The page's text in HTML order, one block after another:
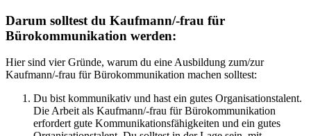
Darum solltest du Kaufmann/-frau für
Bürokommunikation werden:
Hier sind vier Gründe, warum du eine Ausbildung zum/zur
Kaufmann/-frau für Bürokommunikation machen solltest:
Du bist kommunikativ und hast ein gutes Organisationstalent.
Die Arbeit als Kaufmann/-frau für Bürokommunikation
erfordert gute Kommunikationsfähigkeiten und ein gutes